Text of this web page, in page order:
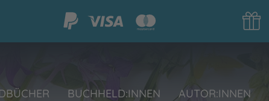
BUCHHELD:INNEN AUTOR:INNEN